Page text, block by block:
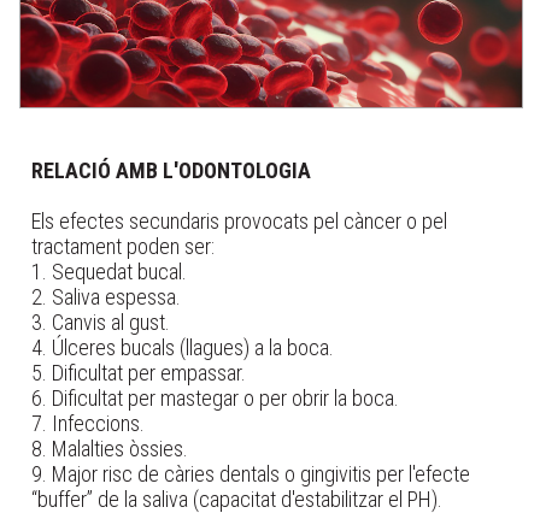
RELACIÓ AMB L'ODONTOLOGIA
Els efectes secundaris provocats pel càncer o pel
tractament poden ser:
1. Sequedat bucal.
2. Saliva espessa.
3. Canvis al gust.
4. Úlceres bucals (llagues) a la boca.
5. Dificultat per empassar.
6. Dificultat per mastegar o per obrir la boca.
7. Infeccions.
8. Malalties òssies.
9. Major risc de càries dentals o gingivitis per l'efecte
“buffer” de la saliva (capacitat d'estabilitzar el PH).